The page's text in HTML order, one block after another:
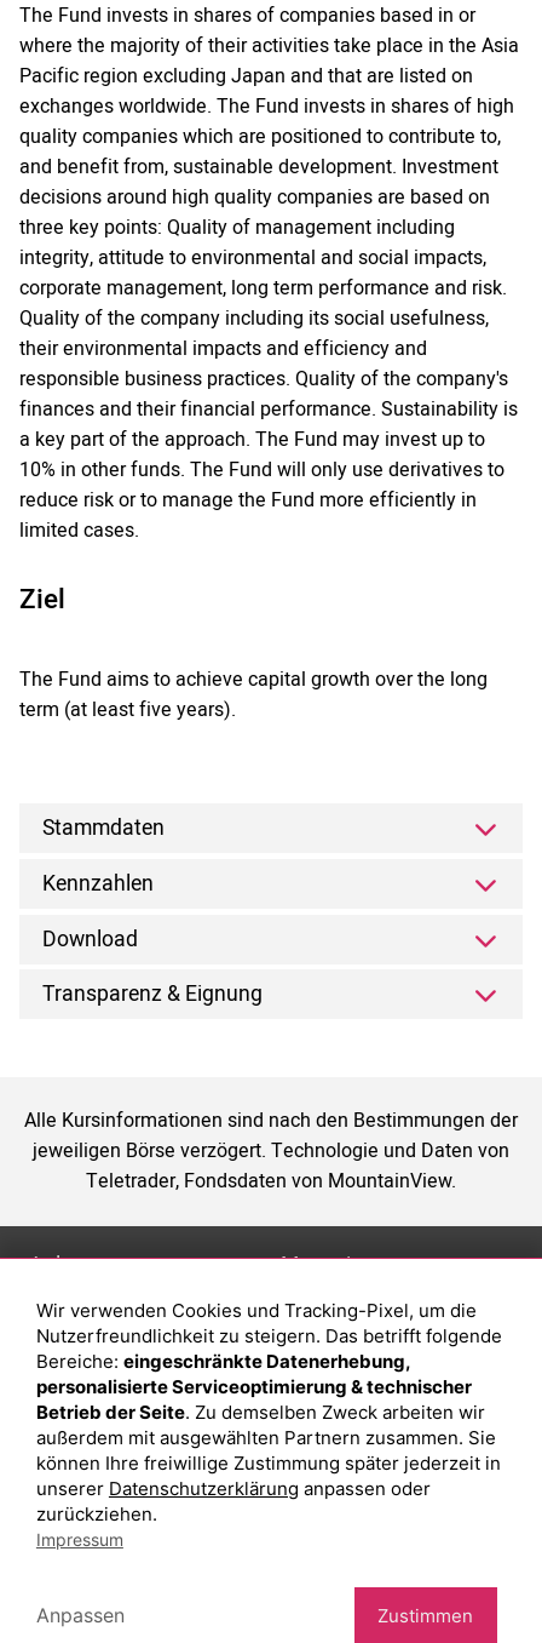
The Fund invests in shares of companies based in or
where the majority of their activities take place in the Asia
Pacific region excluding Japan and that are listed on
exchanges worldwide. The Fund invests in shares of high
quality companies which are positioned to contribute to,
and benefit from, sustainable development. Investment
decisions around high quality companies are based on
three key points: Quality of management including
integrity, attitude to environmental and social impacts,
corporate management, long term performance and risk.
Quality of the company including its social usefulness,
their environmental impacts and efficiency and
responsible business practices. Quality of the company's
finances and their financial performance. Sustainability is
a key part of the approach. The Fund may invest up to
10% in other funds. The Fund will only use derivatives to
reduce risk or to manage the Fund more efficiently in
limited cases.
Ziel
The Fund aims to achieve capital growth over the long
term (at least five years).
Stammdaten
Kennzahlen
Download
Transparenz & Eignung
Alle Kursinformationen sind nach den Bestimmungen der
jeweiligen Börse verzögert. Technologie und Daten von
Teletrader, Fondsdaten von MountainView.
Anlage
Depot eröffnen
Depot vergleichen
Junior Depot
Top-Seller-Fonds
Top-Fonds
Fonds-Suche
Magazin
Was sind sind ETFs?
Sparplan Vorteile
Was ist ein Fonds?
Wir verwenden Cookies und Tracking-Pixel, um die
Nutzerfreundlichkeit zu steigern. Das betrifft folgende
Bereiche: eingeschränkte Datenerhebung,
personalisierte Serviceoptimierung & technischer
Betrieb der Seite. Zu demselben Zweck arbeiten wir
außerdem mit ausgewählten Partnern zusammen. Sie
können Ihre freiwillige Zustimmung später jederzeit in
unserer Datenschutzerklärung anpassen oder
zurückziehen.
Impressum
Anpassen Zustimmen